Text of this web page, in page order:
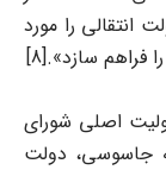
انتقالی را مورد
فراهم سازد».[8]
اصلی شورای
جاسوسی، دولت